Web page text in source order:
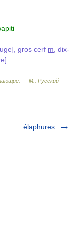
gros cerf m , dix-
— М.: Русский
élaphures